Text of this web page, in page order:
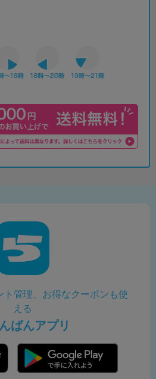
管理、お得なクーポンも使
える
ばんアプリ